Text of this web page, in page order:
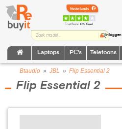
TrustScore:4.2 • Goed
Laptops PC's Telefoons
Inloggen
Btaudio » JBL » Flip Essential 2
Flip Essential 2